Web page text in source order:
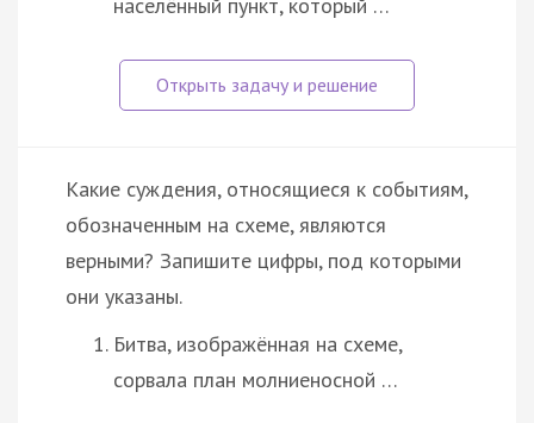
Какие суждения, относящиеся к событиям,
обозначенным на схеме, являются
верными? Запишите цифры, под которыми
они указаны.
Битва, изображённая на схеме,
сорвала план молниеносной …